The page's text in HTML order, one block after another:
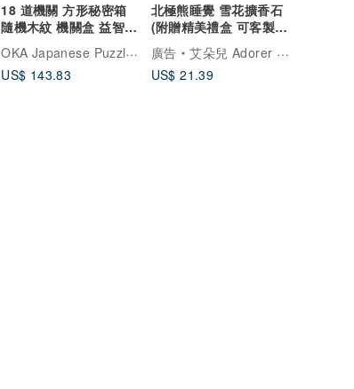
18 道機關 方形秘密箱
隨機木紋 機關盒 益智盒
箱根寄木細工
OKA Japanese Puzzle Box
US$ 143.83
北極熊睡覺 雪花擴香石
(附贈精美禮盒 可客製
化)
廣告
艾朵兒 Adorer Design
US$ 21.39